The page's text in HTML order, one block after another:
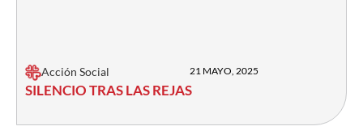
Acción Social 21 MAYO, 2025
SILENCIO TRAS LAS REJAS